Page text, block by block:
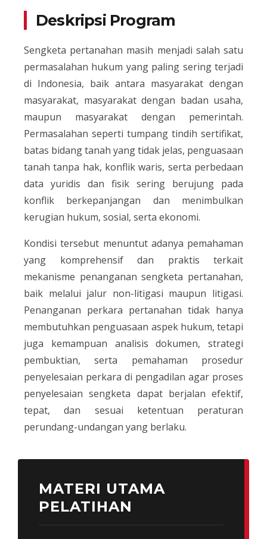
Deskripsi Program
Sengketa pertanahan masih menjadi salah satu
permasalahan hukum yang paling sering terjadi
di Indonesia, baik antara masyarakat dengan
masyarakat, masyarakat dengan badan usaha,
maupun masyarakat dengan pemerintah.
Permasalahan seperti tumpang tindih sertifikat,
batas bidang tanah yang tidak jelas, penguasaan
tanah tanpa hak, konflik waris, serta perbedaan
data yuridis dan fisik sering berujung pada
konflik berkepanjangan dan menimbulkan
kerugian hukum, sosial, serta ekonomi.
Kondisi tersebut menuntut adanya pemahaman
yang komprehensif dan praktis terkait
mekanisme penanganan sengketa pertanahan,
baik melalui jalur non-litigasi maupun litigasi.
Penanganan perkara pertanahan tidak hanya
membutuhkan penguasaan aspek hukum, tetapi
juga kemampuan analisis dokumen, strategi
pembuktian, serta pemahaman prosedur
penyelesaian perkara di pengadilan agar proses
penyelesaian sengketa dapat berjalan efektif,
tepat, dan sesuai ketentuan peraturan
perundang-undangan yang berlaku.
MATERI UTAMA
PELATIHAN